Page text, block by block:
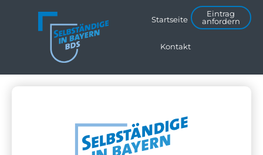
Startseite
Kontakt
Eintrag
anfordern